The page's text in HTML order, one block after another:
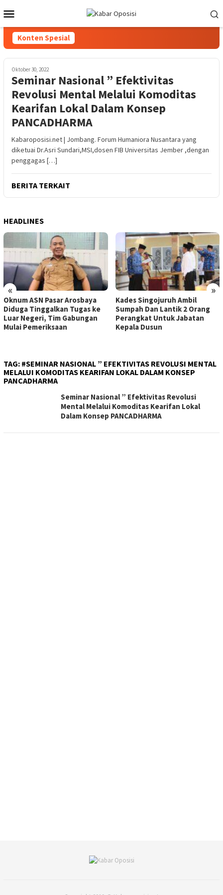
ke
kontenMobile
Konten Spesial
Oktober 30, 2022
Seminar Nasional ” Efektivitas
Revolusi Mental Melalui Komoditas
Kearifan Lokal Dalam Konsep
PANCADHARMA
Kabaroposisi.net | Jombang. Forum Humaniora Nusantara yang
diketuai Dr.Asri Sundari,MSI,dosen FIB Universitas Jember ,dengan
penggagas […]
BERITA TERKAIT
HEADLINES
« »
Oknum ASN Pasar Arosbaya
Diduga Tinggalkan Tugas ke
Luar Negeri, Tim Gabungan
Mulai Pemeriksaan
Kades Singojuruh Ambil
Sumpah Dan Lantik 2 Orang
Perangkat Untuk Jabatan
Kepala Dusun
TAG: #SEMINAR NASIONAL ” EFEKTIVITAS REVOLUSI MENTAL
MELALUI KOMODITAS KEARIFAN LOKAL DALAM KONSEP
PANCADHARMA
Seminar Nasional ” Efektivitas Revolusi
Mental Melalui Komoditas Kearifan Lokal
Dalam Konsep PANCADHARMA